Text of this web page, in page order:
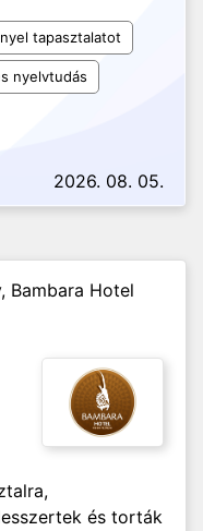
tapasztalatot
nyelvtudás
2026. 08. 05.
Bambara Hotel
és torták